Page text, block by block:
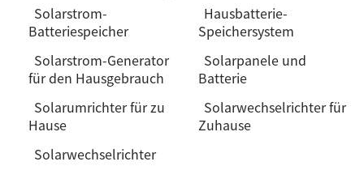
Solarstrom-
Batteriespeicher
Hausbatterie-
Speichersystem
Solarstrom-Generator
für den Hausgebrauch
Solarpanele und
Batterie
Solarumrichter für zu
Hause
Solarwechselrichter für
Zuhause
Solarwechselrichter